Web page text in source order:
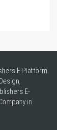
E-Platform
,
E-
in